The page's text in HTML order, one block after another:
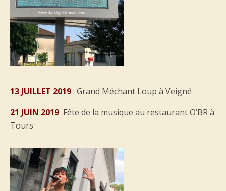
13 JUILLET 2019: Grand Méchant Loup à Veigné
21 JUIN 2019 Fête de la musique au restaurant O’BR à
Tours